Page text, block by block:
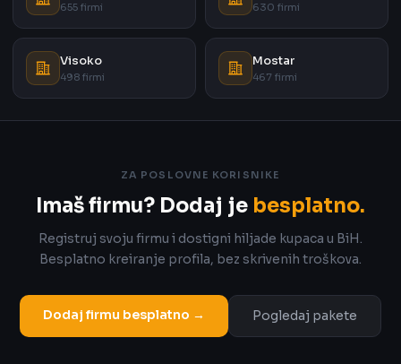
655 firmi 630 firmi
Visoko
498 firmi
Mostar
467 firmi
ZA POSLOVNE KORISNIKE
Imaš firmu? Dodaj je besplatno.
Registruj svoju firmu i dostigni hiljade kupaca u BiH.
Besplatno kreiranje profila, bez skrivenih troškova.
Dodaj firmu besplatno → Pogledaj pakete